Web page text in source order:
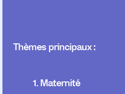
Thèmes principaux:
1. Maternité